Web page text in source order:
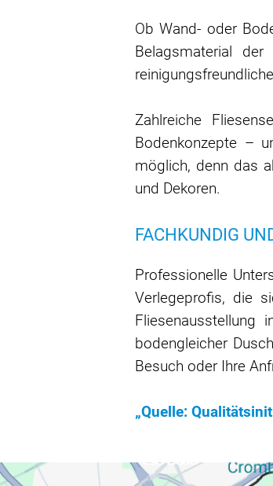
Ob Wand- oder
Belagsmaterial
Zahlreiche
Bodenkonzepte –
möglich, denn das
und Dekoren.
FACHKUNDIG
Professionelle
Verlegeprofis, die
Fliesenausstellung
bodengleicher
Besuch oder Ihre
„Quelle: